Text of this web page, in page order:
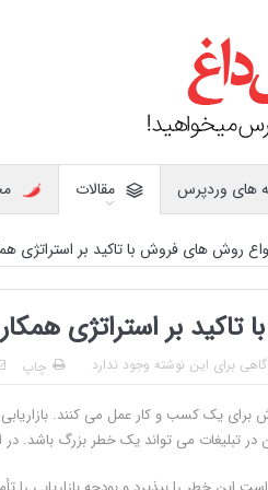
های وردپرس مقالات
روش های فروش با تاکید بر استراتژی
بر استراتژی
برای این نوشته وجود ندارد چاپ
برای یک کسب و کار عمل می کنند.
تبلیغات می تواند یک خطر بزرگ باشد. در